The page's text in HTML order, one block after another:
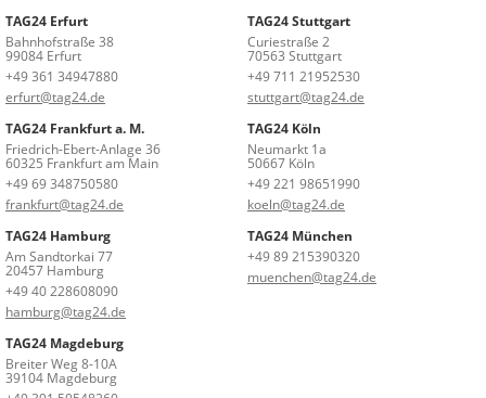
TAG24 Erfurt
Bahnhofstraße 38
99084 Erfurt
+49 361 34947880
erfurt@tag24.de
TAG24 Stuttgart
Curiestraße 2
70563 Stuttgart
+49 711 21952530
stuttgart@tag24.de
TAG24 Frankfurt a. M.
Friedrich-Ebert-Anlage 36
60325 Frankfurt am Main
+49 69 348750580
frankfurt@tag24.de
TAG24 Köln
Neumarkt 1a
50667 Köln
+49 221 98651990
koeln@tag24.de
TAG24 Hamburg
Am Sandtorkai 77
20457 Hamburg
+49 40 228608090
hamburg@tag24.de
TAG24 München
+49 89 215390320
muenchen@tag24.de
TAG24 Magdeburg
Breiter Weg 8-10A
39104 Magdeburg